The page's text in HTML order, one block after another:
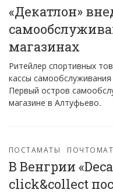
«Декатлон»
магазинах
Ритейлер спортивных
кассы
Первый остров
магазине в Алтуфьево.
ПОСТАМАТЫ
В Венгрии
click&collect